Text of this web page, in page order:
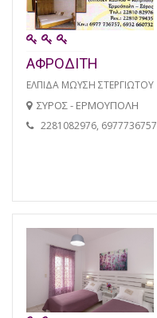
ΑΦΡΟΔΙΤΗ
ΕΛΠΙΔΑ ΜΩΥΣΗ ΣΤΕΡΓΙΩΤΟΥ
ΣΥΡΟΣ - ΕΡΜΟΥΠΟΛΗ
2281082976, 6977736757